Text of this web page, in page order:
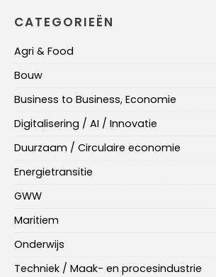
CATEGORIEËN
Agri & Food
Bouw
Business to Business, Economie
Digitalisering / AI / Innovatie
Duurzaam / Circulaire economie
Energietransitie
GWW
Maritiem
Onderwijs
Techniek / Maak- en procesindustrie